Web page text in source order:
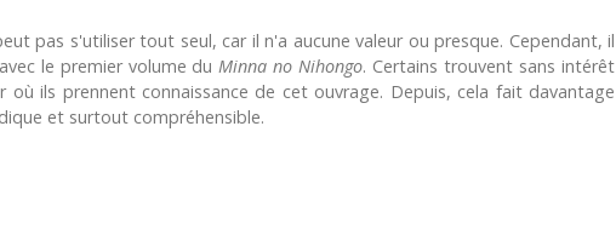
pas s'utiliser tout seul, car il n'a aucune valeur ou presque. Cependant, il
le premier volume duMinna no Nihongo. Certains trouvent sans intérêt
où ils prennent connaissance de cet ouvrage. Depuis, cela fait davantage
et surtout compréhensible.